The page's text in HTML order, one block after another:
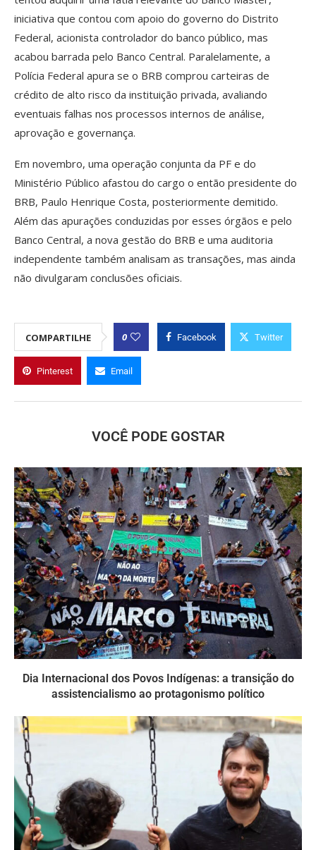
iniciativa que contou com apoio do governo do Distrito
Federal, acionista controlador do banco público, mas
acabou barrada pelo Banco Central. Paralelamente, a
Polícia Federal apura se o BRB comprou carteiras de
crédito de alto risco da instituição privada, avaliando
eventuais falhas nos processos internos de análise,
aprovação e governança.
Em novembro, uma operação conjunta da PF e do
Ministério Público afastou do cargo o então presidente do
BRB, Paulo Henrique Costa, posteriormente demitido.
Além das apurações conduzidas por esses órgãos e pelo
Banco Central, a nova gestão do BRB e uma auditoria
independente também analisam as transações, mas ainda
não divulgaram conclusões oficiais.
COMPARTILHE 0 Facebook Twitter
Pinterest Email
VOCÊ PODE GOSTAR
Dia Internacional dos Povos Indígenas: a transição do
assistencialismo ao protagonismo político